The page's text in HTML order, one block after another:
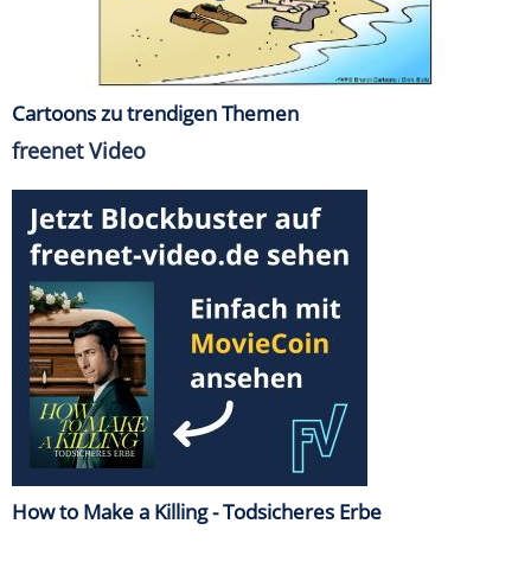
Cartoons zu trendigen Themen
freenet Video
How to Make a Killing - Todsicheres Erbe